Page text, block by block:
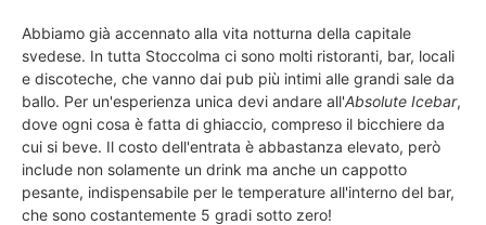
Abbiamo già accennato alla vita notturna della capitale
svedese. In tutta Stoccolma ci sono molti ristoranti, bar, locali
e discoteche, che vanno dai pub più intimi alle grandi sale da
ballo. Per un'esperienza unica devi andare all'Absolute Icebar,
dove ogni cosa è fatta di ghiaccio, compreso il bicchiere da
cui si beve. Il costo dell'entrata è abbastanza elevato, però
include non solamente un drink ma anche un cappotto
pesante, indispensabile per le temperature all'interno del bar,
che sono costantemente 5 gradi sotto zero!